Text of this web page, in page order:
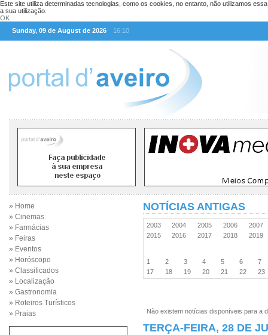
Este site utiliza determinadas tecnologias, como os cookies, no entanto, não utilizamos
a sua utilização.
OK
Sunday, 09 de August de 2026
16:10
» Home
» Cinemas
» Farmácias
» Feiras
» Eventos
» Horóscopo
» Classificados
» Localização
» Gastronomia
» Roteiros Turísticos
» Praias
NOTÍCIAS ANTIGAS
2003 2004 2005 2006
2007
2015
2016 2017 2018 2019
1 2 3 4 5 6
7
17
18 19 20 21 22 23
Não existem notícias disponíveis para a
TERÇA-FEIRA, 28 DE